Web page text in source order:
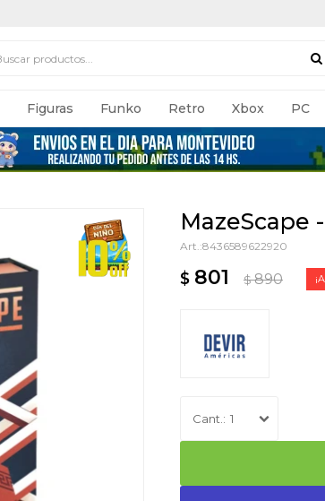
Figuras Funko Retro Xbox PC
MazeScape
8436589622920
$ 801 $ 890
1